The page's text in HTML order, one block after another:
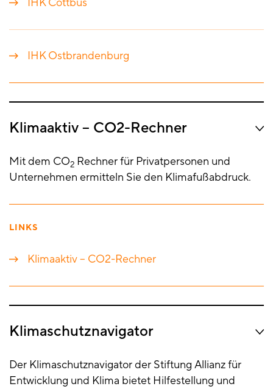
IHK Cottbus
IHK Ostbrandenburg
Klimaaktiv – CO2-Rechner
Mit dem CO2 Rechner für Privatpersonen und
Unternehmen ermitteln Sie den Klimafußabdruck.
LINKS
Klimaaktiv – CO2-Rechner
Klimaschutznavigator
Der Klimaschutznavigator der Stiftung Allianz für
Entwicklung und Klima bietet Hilfestellung und